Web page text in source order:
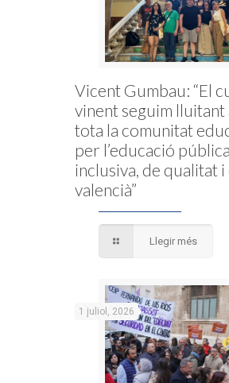
Vicent Gumbau: “El
vinent seguim lluitant
tota la comunitat
per l’educació
inclusiva, de qualitat i
valencià”
Llegir més
1 juliol, 2026